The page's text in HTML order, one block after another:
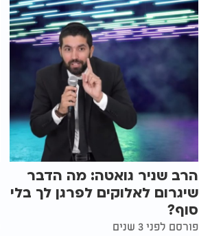
הרב שניר גואטה: מה הדבר
שיגרום לאלוקים לפרגן לך בלי
סוף?
פורסם לפני 3 שנים